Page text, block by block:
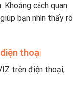
Khoảng cách quan
bạn nhìn thấy rõ
thoại
trên điện thoại,